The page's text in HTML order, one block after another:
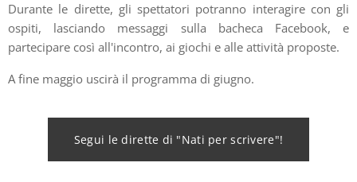
Durante le dirette, gli spettatori potranno interagire con gli
ospiti, lasciando messaggi sulla bacheca Facebook, e
partecipare così all'incontro, ai giochi e alle attività proposte.
A fine maggio uscirà il programma di giugno.
Segui le dirette di "Nati per scrivere"!